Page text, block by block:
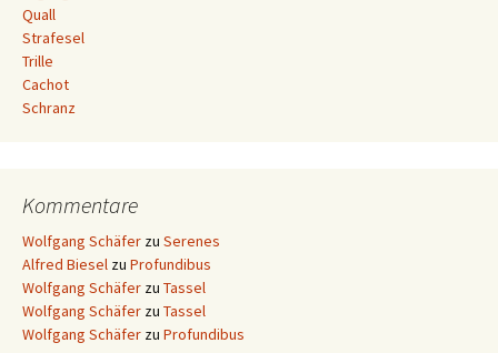
Quall
Strafesel
Trille
Cachot
Schranz
Kommentare
Wolfgang Schäfer zu Serenes
Alfred Biesel zu Profundibus
Wolfgang Schäfer zu Tassel
Wolfgang Schäfer zu Tassel
Wolfgang Schäfer zu Profundibus